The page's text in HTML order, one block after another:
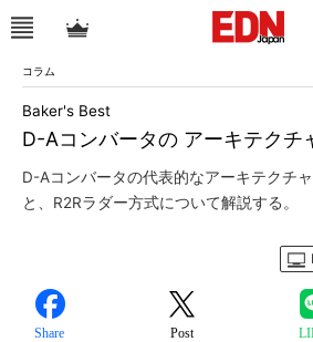
コラム
D-Aコンバータの アーキテクチ
Baker's Best
D-Aコンバータの代表的なアーキテクチ
と、R2Rラダー方式について解説する。
Share Post